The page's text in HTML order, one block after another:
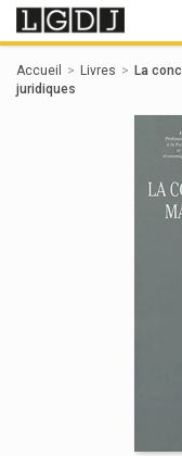
Accueil Livres
La
juridiques
Panneau de gestion